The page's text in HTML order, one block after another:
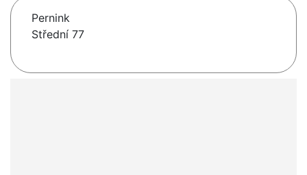
Pernink
Střední 77